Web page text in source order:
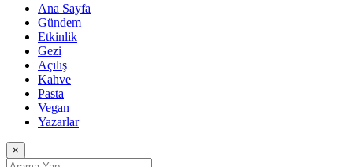
Ana Sayfa
Gündem
Etkinlik
Gezi
Açılış
Kahve
Pasta
Vegan
Yazarlar
×